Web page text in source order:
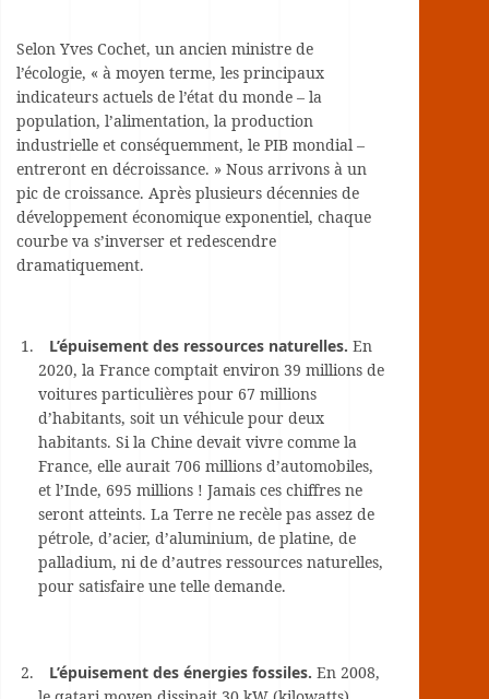
Selon Yves Cochet, un ancien ministre de
l’écologie, « à moyen terme, les principaux
indicateurs actuels de l’état du monde – la
population, l’alimentation, la production
industrielle et conséquemment, le PIB mondial –
entreront en décroissance. » Nous arrivons à un
pic de croissance. Après plusieurs décennies de
développement économique exponentiel, chaque
courbe va s’inverser et redescendre
dramatiquement.
L’épuisement des ressources naturelles. En
2020, la France comptait environ 39 millions de
voitures particulières pour 67 millions
d’habitants, soit un véhicule pour deux
habitants. Si la Chine devait vivre comme la
France, elle aurait 706 millions d’automobiles,
et l’Inde, 695 millions ! Jamais ces chiffres ne
seront atteints. La Terre ne recèle pas assez de
pétrole, d’acier, d’aluminium, de platine, de
palladium, ni de d’autres ressources naturelles,
pour satisfaire une telle demande.
L’épuisement des énergies fossiles. En 2008,